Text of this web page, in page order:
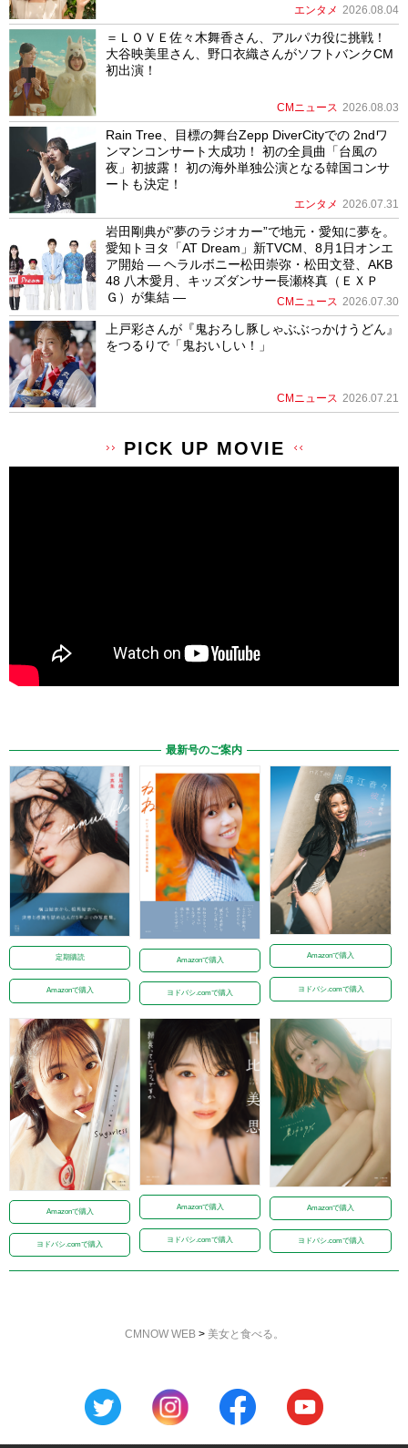
エンタメ 2026.08.04
＝ＬＯＶＥ佐々木舞香さん、アルパカ役に挑戦！
大谷映美里さん、野口衣織さんがソフトバンクCM
初出演！
CMニュース 2026.08.03
Rain Tree、目標の舞台Zepp DiverCityでの 2ndワ
ンマンコンサート大成功！ 初の全員曲「台風の
夜」初披露！ 初の海外単独公演となる韓国コンサ
ートも決定！
エンタメ 2026.07.31
岩田剛典が”夢のラジオカー”で地元・愛知に夢を。
愛知トヨタ「AT Dream」新TVCM、8月1日オンエ
ア開始 ― ヘラルボニー松田崇弥・松田文登、AKB
48 八木愛月、キッズダンサー長瀬柊真（ＥＸＰ
Ｇ）が集結 ―
CMニュース 2026.07.30
上戸彩さんが『鬼おろし豚しゃぶぶっかけうどん』
をつるりで「鬼おいしい！」
CMニュース 2026.07.21
PICK UP MOVIE
最新号のご案内
定期購読
Amazonで購入
Amazonで購入
ヨドバシ.comで購入
Amazonで購入
ヨドバシ.comで購入
Amazonで購入
ヨドバシ.comで購入
Amazonで購入
ヨドバシ.comで購入
Amazonで購入
ヨドバシ.comで購入
CMNOW WEB> 美女と食べる。